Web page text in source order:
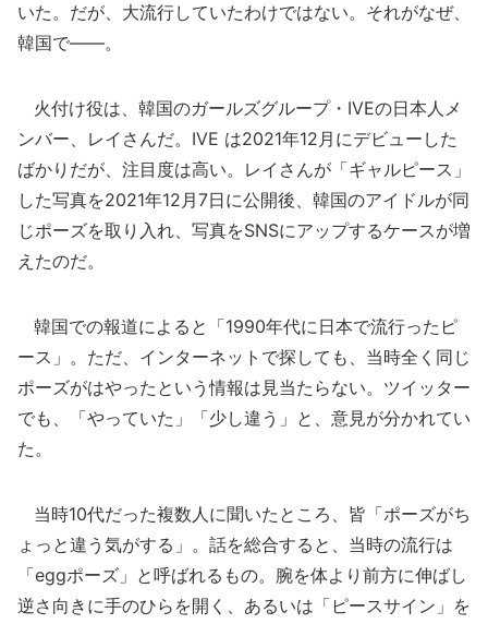
いた。だが、大流行していたわけではない。それがなぜ、
韓国で――。
火付け役は、韓国のガールズグループ・IVEの日本人メ
ンバー、レイさんだ。IVE は2021年12月にデビューした
ばかりだが、注目度は高い。レイさんが「ギャルピース」
した写真を2021年12月7日に公開後、韓国のアイドルが同
じポーズを取り入れ、写真をSNSにアップするケースが増
えたのだ。
韓国での報道によると「1990年代に日本で流行ったピ
ース」。ただ、インターネットで探しても、当時全く同じ
ポーズがはやったという情報は見当たらない。ツイッター
でも、「やっていた」「少し違う」と、意見が分かれてい
た。
当時10代だった複数人に聞いたところ、皆「ポーズがち
ょっと違う気がする」。話を総合すると、当時の流行は
「eggポーズ」と呼ばれるもの。腕を体より前方に伸ばし
逆さ向きに手のひらを開く、あるいは「ピースサイン」を